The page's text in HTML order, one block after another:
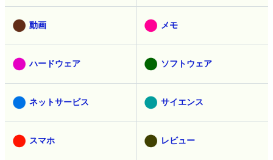
動画 メモ
ハードウェア ソフトウェア
ネットサービス サイエンス
スマホ レビュー